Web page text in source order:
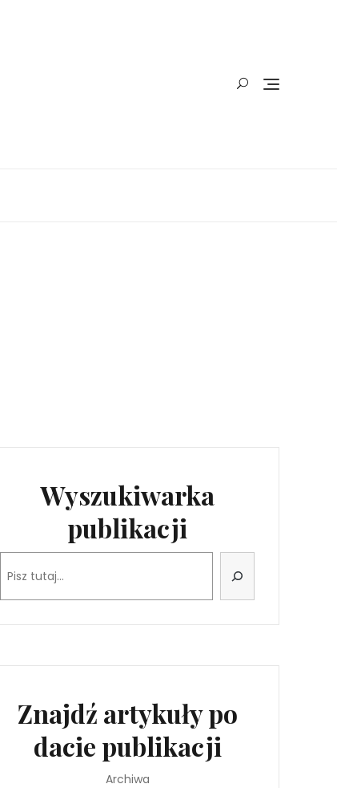
Wyszukiwarka
publikacji
Znajdź artykuły po
dacie publikacji
Archiwa